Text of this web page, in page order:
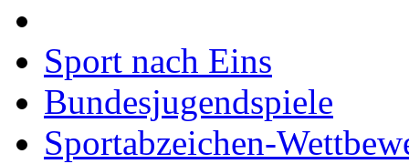
Sport nach Eins
Bundesjugendspiele
Sportabzeichen-